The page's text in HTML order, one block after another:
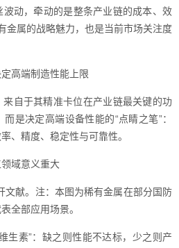
动，牵动的是整条产业链的成本、效
属的战略魅力，也是当前市场关注度
高端制造性能上限
自于其精准卡位在产业链最关键的功
是决定高端设备性能的“点睛之笔”：
、精度、稳定性与可靠性。
域意义重大
文献。注：本图为稀有金属在部分国防
全部应用场景。
生素”：缺之则性能不达标，少之则产